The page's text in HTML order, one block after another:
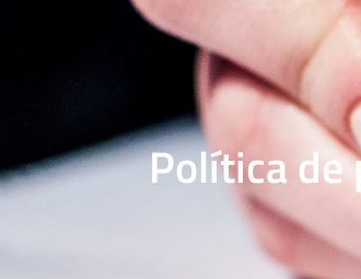
Política de